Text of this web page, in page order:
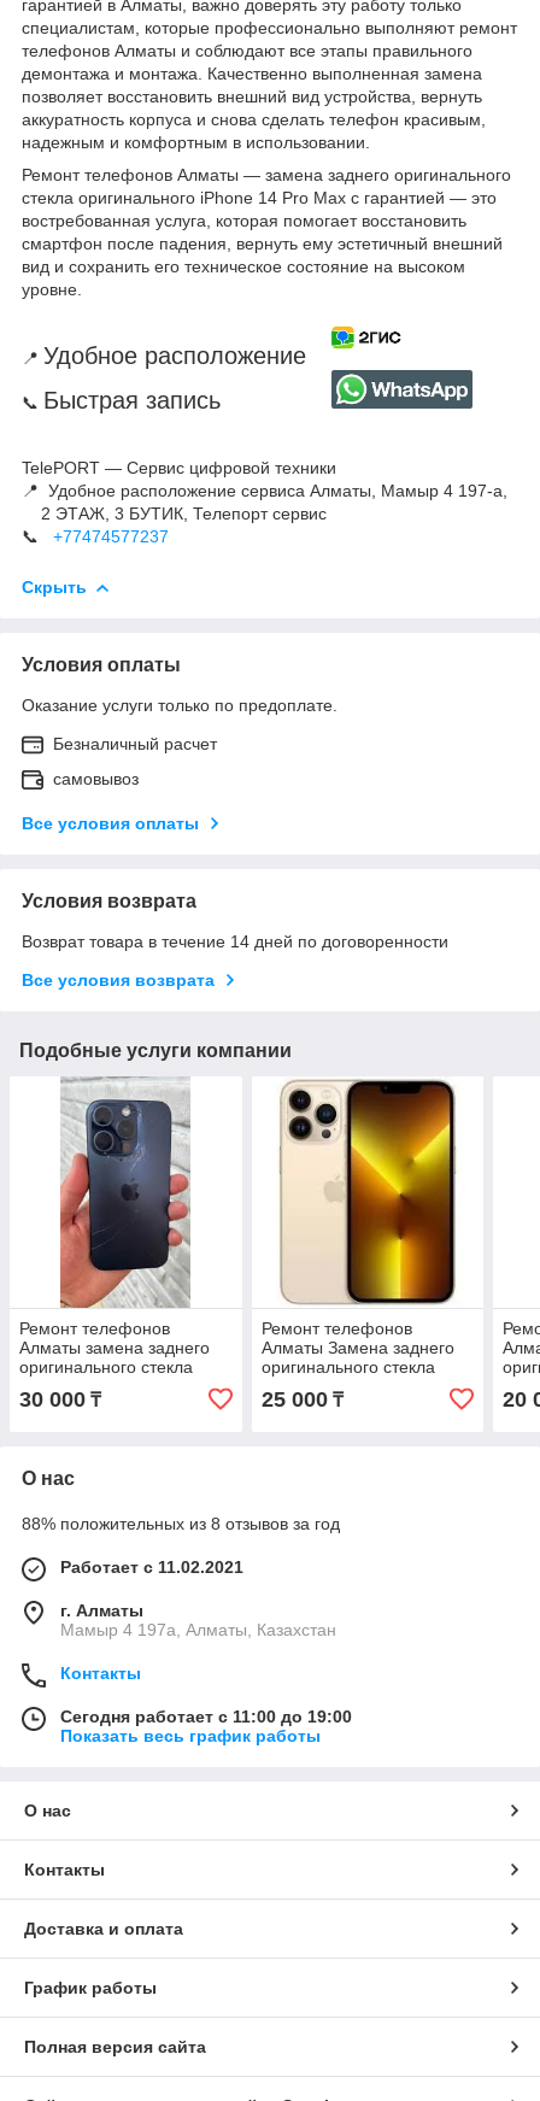
гарантией в Алматы, важно доверять эту работу только
специалистам, которые профессионально выполняют ремонт
телефонов Алматы и соблюдают все этапы правильного
демонтажа и монтажа. Качественно выполненная замена
позволяет восстановить внешний вид устройства, вернуть
аккуратность корпуса и снова сделать телефон красивым,
надежным и комфортным в использовании.
Ремонт телефонов Алматы — замена заднего оригинального
стекла оригинального iPhone 14 Pro Max с гарантией — это
востребованная услуга, которая помогает восстановить
смартфон после падения, вернуть ему эстетичный внешний
вид и сохранить его техническое состояние на высоком
уровне.
📍 Удобное расположение
📞 Быстрая запись
TelePORT — Сервис цифровой техники
📍 Удобное расположение сервиса Алматы, Мамыр 4 197-а,
2 ЭТАЖ, 3 БУТИК, Телепорт сервис
📞
+77474577237
Скрыть
Условия оплаты
Оказание услуги только по предоплате.
Безналичный расчет
самовывоз
Все условия оплаты
Условия возврата
Возврат товара в течение 14 дней по договоренности
Все условия возврата
Подобные услуги компании
Ремонт телефонов
Алматы замена заднего
оригинального стекла
iPhone 15 Pro Max с
гарантией
30 000 ₸
Ремонт телефонов
Алматы Замена заднего
оригинального стекла
iPhone 13 Pro Max с
гарантией
25 000₸ 20
О нас
88% положительных из 8 отзывов за год
Работает с 11.02.2021
г. Алматы
Мамыр 4 197а, Алматы, Казахстан
Контакты
Сегодня работает с 11:00 до 19:00
Показать весь график работы
О нас
Контакты
Доставка и оплата
График работы
Полная версия сайта